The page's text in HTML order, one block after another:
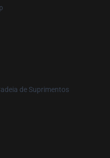
de Suprimentos